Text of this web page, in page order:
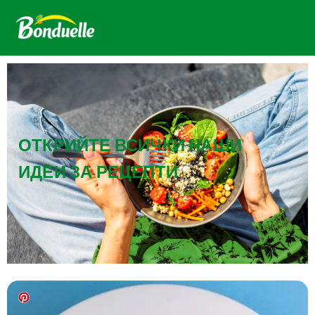
ОТКРИЙТЕ ВСИЧКИ НАШИ
ИДЕИ ЗА РЕЦЕПТИ